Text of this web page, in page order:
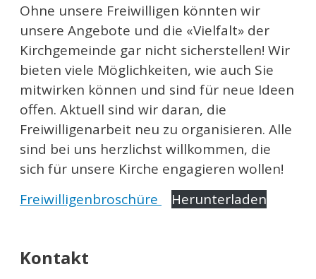
Ohne unsere Freiwilligen könnten wir
unsere Angebote und die «Vielfalt» der
Kirchgemeinde gar nicht sicherstellen! Wir
bieten viele Möglichkeiten, wie auch Sie
mitwirken können und sind für neue Ideen
offen. Aktuell sind wir daran, die
Freiwilligenarbeit neu zu organisieren. Alle
sind bei uns herzlichst willkommen, die
sich für unsere Kirche engagieren wollen!
Freiwilligenbroschüre
Herunterladen
Kontakt